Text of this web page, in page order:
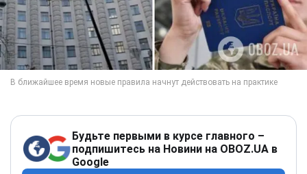
Будьте первыми в курсе главного –
подпишитесь на Новини на OBOZ.UA в
Google